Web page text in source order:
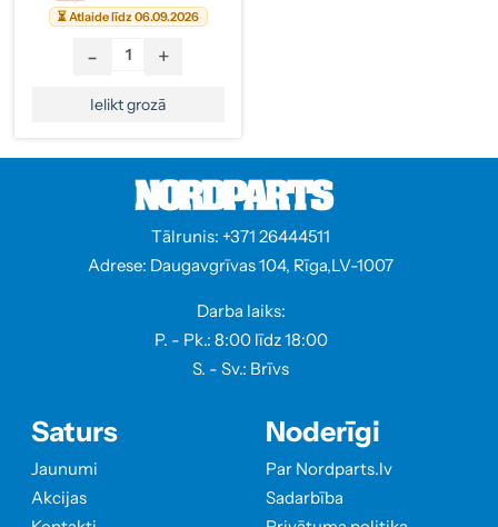
⏳ Atlaide līdz 06.09.2026
- +
Ielikt grozā
Tālrunis: +371 26444511
Adrese: Daugavgrīvas 104, Rīga,LV-1007
Darba laiks:
P. - Pk.: 8:00 līdz 18:00
S. - Sv.: Brīvs
Saturs
Jaunumi
Akcijas
Noderīgi
Par Nordparts.lv
Sadarbība